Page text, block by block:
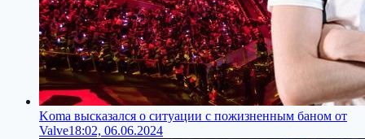
Koma высказался о ситуации с пожизненным баном от
Valve18:02, 06.06.2024